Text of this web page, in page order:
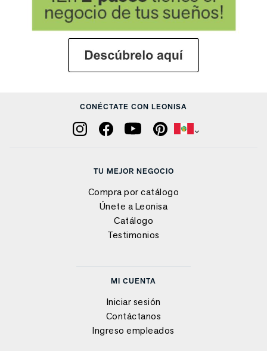
CONÉCTATE CON LEONISA
TU MEJOR NEGOCIO
Compra por catálogo
Únete a Leonisa
Catálogo
Testimonios
MI CUENTA
Iniciar sesión
Contáctanos
Ingreso empleados